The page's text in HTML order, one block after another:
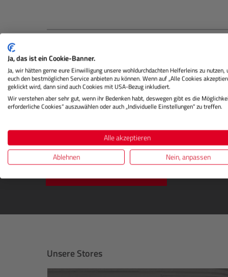
DIGITALSTORENewsletter abonnieren
Unsere Stores
Ja, das ist ein Cookie-Banner.
Ja, wir hätten gerne eure Einwilligung unsere wohldurchdachten Helferleins zu nutzen,
euch den bestmöglichen Service anbieten zu können. Wenn auf „Alle Cookies
geklickt wird, dann sind auch Cookies mit USA-Bezug inkludiert.
Wir verstehen aber sehr gut, wenn ihr Bedenken habt, deswegen gibt es die
erforderliche Cookies“ auszuwählen oder auch „Individuelle Einstellungen“ zu treffen.
Alle akzeptieren
Ablehnen
Nein, anpassen